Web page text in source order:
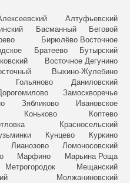
Алтуфьевский
Басманный
Беговой
Бирюлёво Восточное
Братеево
Бутырский
Восточное Дегунино
Выхино-Жулебино
Гольяново
Даниловский
Замоскворечье
Зябликово
Ивановское
Коньково
Коптево
Красносельский
Кунцево
Куркино
Лианозово
Ломоносовский
Марфино
Марьина Роща
Метрогородок
Мещанский
Молжаниновский